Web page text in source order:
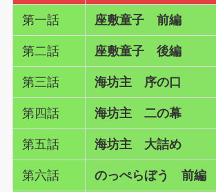
第一話 座敷童子 前編
第二話 座敷童子 後編
第三話 海坊主 序の口
第四話 海坊主 二の幕
第五話 海坊主 大詰め
第六話 のっぺらぼう 前編